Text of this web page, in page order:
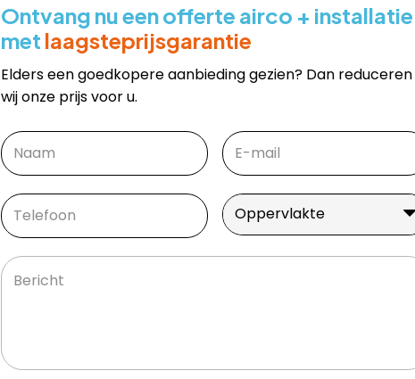
Ontvang nu een offerte airco + installatie
met laagsteprijsgarantie
Elders een goedkopere aanbieding gezien? Dan reduceren
wij onze prijs voor u.
Naam Email
Telefoon Oppervlakte
Oppervlakte
Bericht